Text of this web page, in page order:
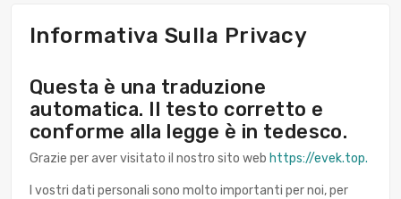
Informativa Sulla Privacy
Questa è una traduzione
automatica. Il testo corretto e
conforme alla legge è in tedesco.
Grazie per aver visitato il nostro sito web https://evek.top.
I vostri dati personali sono molto importanti per noi, per